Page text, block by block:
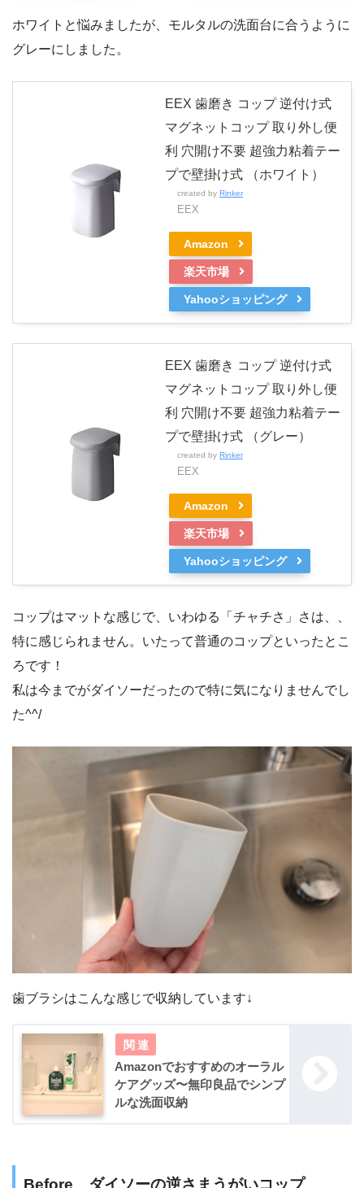
ホワイトと悩みましたが、モルタルの洗面台に合うように
グレーにしました。
EEX 歯磨き コップ 逆付け式
マグネットコップ 取り外し便
利 穴開け不要 超強力粘着テー
プで壁掛け式 （ホワイト）
created by Rinker
EEX
Amazon
楽天市場
Yahooショッピング
EEX 歯磨き コップ 逆付け式
マグネットコップ 取り外し便
利 穴開け不要 超強力粘着テー
プで壁掛け式 （グレー）
created by Rinker
EEX
Amazon
楽天市場
Yahooショッピング
コップはマットな感じで、いわゆる「チャチさ」さは、、
特に感じられません。いたって普通のコップといったとこ
ろです！
私は今までがダイソーだったので特に気になりませんでし
た^^/
歯ブラシはこんな感じで収納しています↓
Amazonでおすすめのオーラル
ケアグッズ〜無印良品でシンプ
ルな洗面収納
Before ダイソーの逆さまうがいコップ